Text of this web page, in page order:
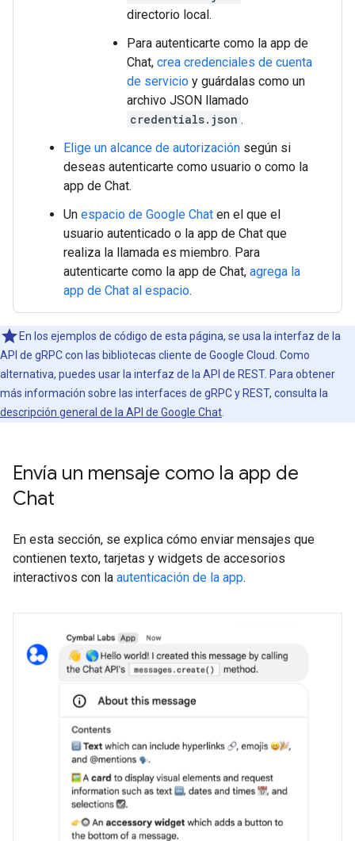
directorio local.
Para autenticarte como la app de
Chat, crea credenciales de cuenta
de servicio y guárdalas como un
archivo JSON llamado
credentials.json .
Elige un alcance de autorización según si
deseas autenticarte como usuario o como la
app de Chat.
Un espacio de Google Chat en el que el
usuario autenticado o la app de Chat que
realiza la llamada es miembro. Para
autenticarte como la app de Chat, agrega la
app de Chat al espacio.
En los ejemplos de código de esta página, se usa la interfaz de la
API de gRPC con las bibliotecas cliente de Google Cloud. Como
alternativa, puedes usar la interfaz de la API de REST. Para obtener
más información sobre las interfaces de gRPC y REST, consulta la
descripción general de la API de Google Chat.
Envía un mensaje como la app de
Chat
En esta sección, se explica cómo enviar mensajes que
contienen texto, tarjetas y widgets de accesorios
interactivos con la autenticación de la app.